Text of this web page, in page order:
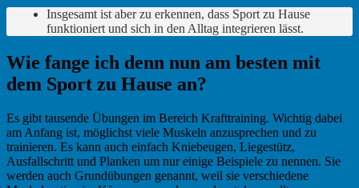
Insgesamt ist aber zu erkennen, dass Sport zu Hause
funktioniert und sich in den Alltag integrieren lässt.
Wie fange ich denn nun am besten mit
dem Sport zu Hause an?
Es gibt tausende Übungen im Bereich Krafttraining. Wichtig dabei
am Anfang ist, möglichst viele Muskeln anzusprechen und zu
trainieren. Es kann auch einfach Kniebeugen, Liegestütz,
Ausfallschritt und Planken um nur einige Beispiele zu nennen. Sie
werden auch Grundübungen genannt, weil sie verschiedene